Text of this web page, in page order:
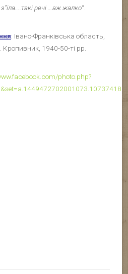
речі …аж жалко“.
: Івано-Франківська область,
1940-50-ті рр.
photo.php?